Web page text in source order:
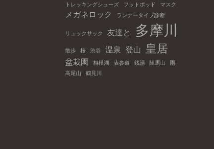
トレッキングシューズ フットポッド マスク
メガネロック ランナータイプ診断
リュックサック 友達と 多摩川
散歩 桜 渋谷 温泉 登山 皇居
盆栽園 相模湖 表参道 銭湯 陣馬山
雨
高尾山
鶴見川